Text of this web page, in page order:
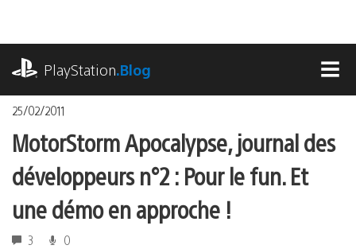
contenu
PlayStation.Blog
25/02/2011
MotorStorm Apocalypse, journal des
développeurs n°2 : Pour le fun. Et
une démo en approche !
3 0